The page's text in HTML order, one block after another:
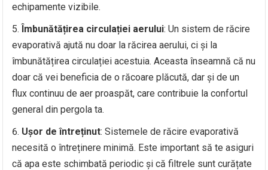
echipamente vizibile.
Îmbunătățirea circulației aerului: Un sistem de răcire
evaporativă ajută nu doar la răcirea aerului, ci și la
îmbunătățirea circulației acestuia. Aceasta înseamnă că nu
doar că vei beneficia de o răcoare plăcută, dar și de un
flux continuu de aer proaspăt, care contribuie la confortul
general din pergola ta.
Ușor de întreținut: Sistemele de răcire evaporativă
necesită o întreținere minimă. Este important să te asiguri
că apa este schimbată periodic și că filtrele sunt curățate